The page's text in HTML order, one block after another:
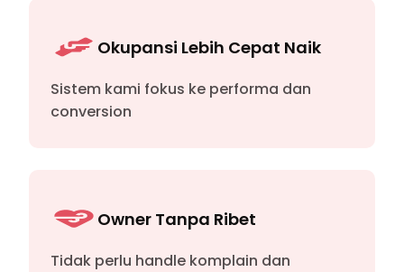
Okupansi Lebih Cepat Naik
Sistem kami fokus ke performa dan
conversion
Owner Tanpa Ribet
Tidak perlu handle komplain dan